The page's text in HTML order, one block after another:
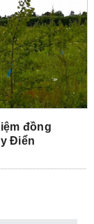
đồng
Điển